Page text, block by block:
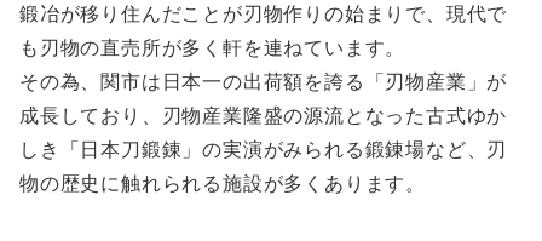
鍛冶が移り住んだことが刃物作りの始まりで、現代で
も刃物の直売所が多く軒を連ねています。
その為、関市は日本一の出荷額を誇る「刃物産業」が
成長しており、刃物産業隆盛の源流となった古式ゆか
しき「日本刀鍛錬」の実演がみられる鍛錬場など、刃
物の歴史に触れられる施設が多くあります。